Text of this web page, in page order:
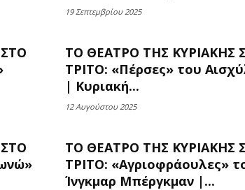
19 Σεπτεμβρίου 2025
ΤΟ ΘΕΑΤΡΟ ΤΗΣ ΚΥΡΙΑΚΗΣ
ΤΡΙΤΟ: «Πέρσες» του
| Κυριακή...
12 Αυγούστου 2025
ΤΟ ΘΕΑΤΡΟ ΤΗΣ ΚΥΡΙΑΚΗΣ
ΤΡΙΤΟ: «Αγριοφράουλες»
Ίνγκμαρ Μπέργκμαν |...